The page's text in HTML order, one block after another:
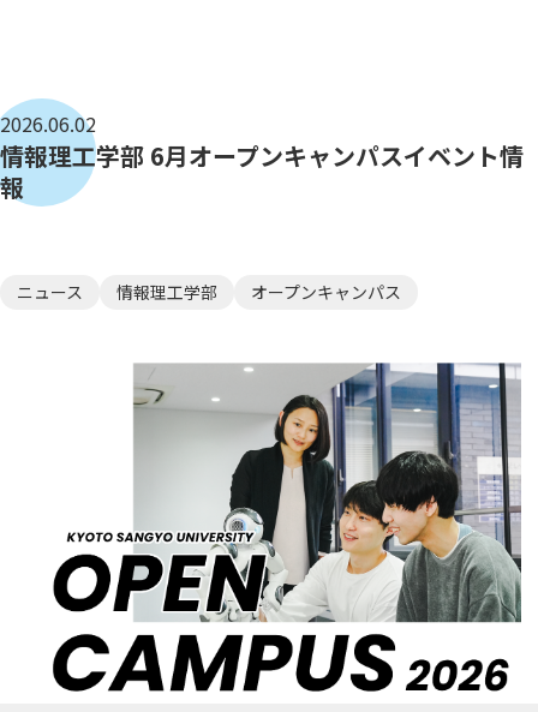
2026.06.02
情報理工学部 6月オープンキャンパスイベント情
報
ニュース 情報理工学部 オープンキャンパス